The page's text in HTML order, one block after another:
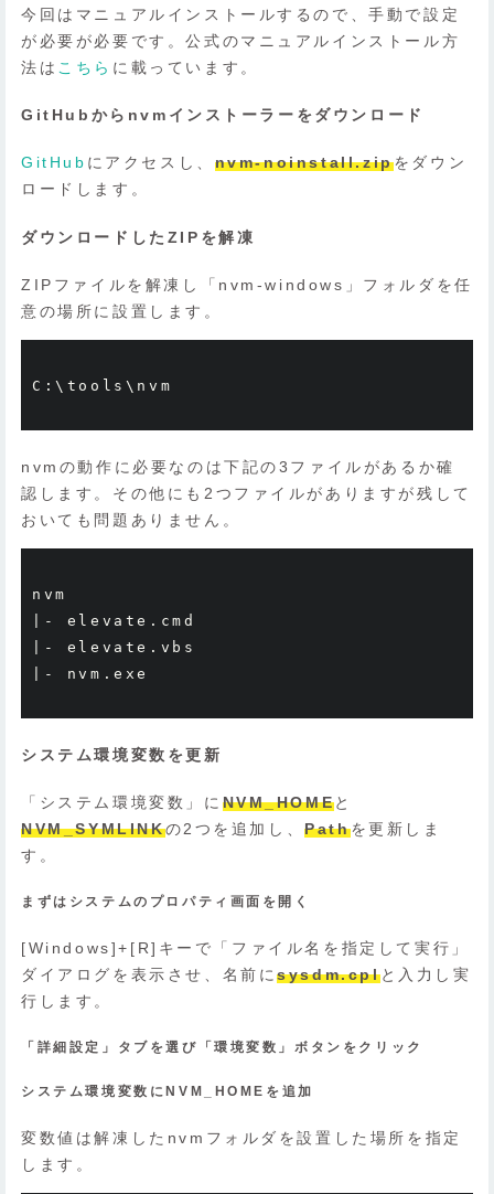
今回はマニュアルインストールするので、手動で設定
が必要が必要です。公式のマニュアルインストール方
法は こちら に載っています。
GitHubからnvmインストーラーをダウンロード
GitHub にアクセスし、 nvm-noinstall.zipをダウン
ロードします。
ダウンロードしたZIPを解凍
ZIPファイルを解凍し「nvm-windows」フォルダを任
意の場所に設置します。
C :\tools\nvm
nvmの動作に必要なのは下記の3ファイルがあるか確
認します。その他にも2つファイルがありますが残して
おいても問題ありません。
|-
elevate .
|-
elevate .
|-
nvm .exe
システム環境変数を更新
「システム環境変数」に NVM_HOMEと
NVM_SYMLINKの2つを追加し、Pathを更新しま
す。
まずはシステムのプロパティ画面を開く
[Windows]+[R]キーで「ファイル名を指定して実行」
ダイアログを表示させ、名前にsysdm.cplと入力し実
行します。
「詳細設定」タブを選び「環境変数」ボタンをクリック
システム環境変数にNVM_HOMEを追加
変数値は解凍したnvmフォルダを設置した場所を指定
します。